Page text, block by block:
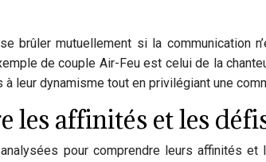
brûler mutuellement si la communication
de couple Air-Feu est celui de la
leur dynamisme tout en privilégiant une
les affinités et les
pour comprendre leurs affinités